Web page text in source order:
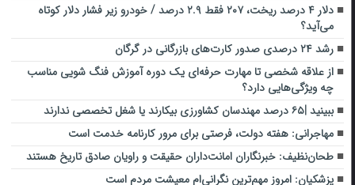
دلار ۴ درصد ریخت، ۲۰۷ فقط ۲.۹ درصد / خودرو زیر فشار دلار کوتاه
می‌آید؟
رشد ۲۴ درصدی صدور کارت‌های بازرگانی در گرگان
از علاقه شخصی تا مهارت حرفه‌ای یک دوره آموزش فنگ شویی مناسب
چه ویژگی‌هایی دارد؟
ببینید |۶۵ درصد مهندسان کشاورزی بیکارند یا شغل تخصصی ندارند
مهاجرانی: هفته دولت، فرصتی برای مرور کارنامه خدمت است
طحان‌نظیف: خبرنگاران امانت‌داران حقیقت و راویان صادق تاریخ‌ هستند
پزشکیان: امروز مهم‌ترین نگرانی‌ام معیشت مردم است